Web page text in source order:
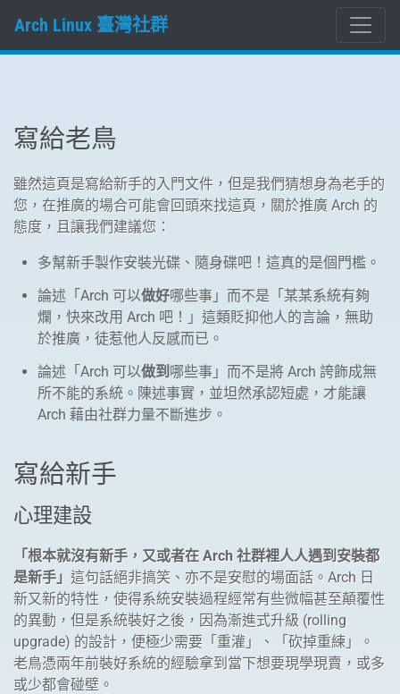
Arch Linux 臺灣社群
寫給老鳥
雖然這頁是寫給新手的入門文件，但是我們猜想身為老手的
您，在推廣的場合可能會回頭來找這頁，關於推廣 Arch 的
態度，且讓我們建議您：
多幫新手製作安裝光碟、隨身碟吧！這真的是個門檻。
論述「Arch 可以做好哪些事」而不是「某某系統有夠
爛，快來改用 Arch 吧！」這類貶抑他人的言論，無助
於推廣，徒惹他人反感而已。
論述「Arch 可以做到 哪些事」而不是將 Arch 誇飾成無
所不能的系統。陳述事實，並坦然承認短處，才能讓
Arch 藉由社群力量不斷進步。
寫給新手
心理建設
「根本就沒有新手，又或者在 Arch 社群裡人人遇到安裝都
是新手」 這句話絕非搞笑、亦不是安慰的場面話。Arch 日
新又新的特性，使得系統安裝過程經常有些微幅甚至顛覆性
的異動，但是系統裝好之後，因為漸進式升級 (rolling
upgrade) 的設計，便極少需要「重灌」、「砍掉重練」。
老鳥憑兩年前裝好系統的經驗拿到當下想要現學現賣，或多
或少都會碰壁。